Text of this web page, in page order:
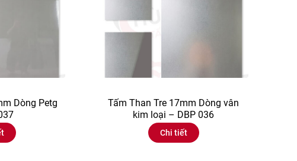
Dòng Petg
Tấm Than Tre 17mm Dòng vân
kim loại – DBP 036
Chi tiết